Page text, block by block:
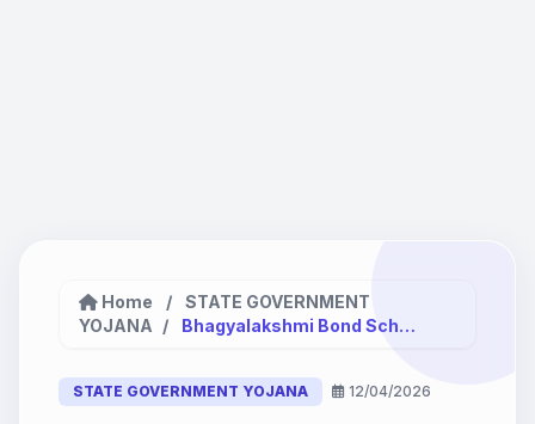
Home /
STATE GOVERNMENT
YOJANA / Bhagyalakshmi Bond Scheme 2026 |...
STATE GOVERNMENT YOJANA 12/04/2026